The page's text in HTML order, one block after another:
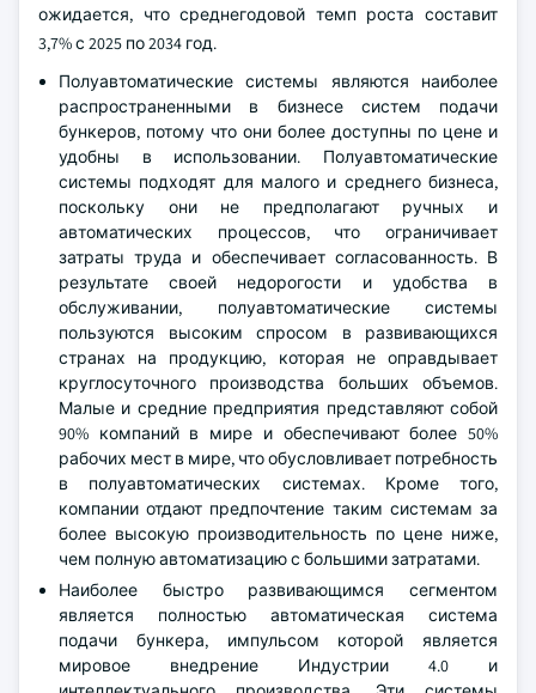
ожидается, что среднегодовой темп роста составит
3,7% с 2025 по 2034 год.
Полуавтоматические системы являются наиболее
распространенными в бизнесе систем подачи
бункеров, потому что они более доступны по цене и
удобны в использовании. Полуавтоматические
системы подходят для малого и среднего бизнеса,
поскольку они не предполагают ручных и
автоматических процессов, что ограничивает
затраты труда и обеспечивает согласованность. В
результате своей недорогости и удобства в
обслуживании, полуавтоматические системы
пользуются высоким спросом в развивающихся
странах на продукцию, которая не оправдывает
круглосуточного производства больших объемов.
Малые и средние предприятия представляют собой
90% компаний в мире и обеспечивают более 50%
рабочих мест в мире, что обусловливает потребность
в полуавтоматических системах. Кроме того,
компании отдают предпочтение таким системам за
более высокую производительность по цене ниже,
чем полную автоматизацию с большими затратами.
Наиболее быстро развивающимся сегментом
является полностью автоматическая система
подачи бункера, импульсом которой является
мировое внедрение Индустрии 4.0 и